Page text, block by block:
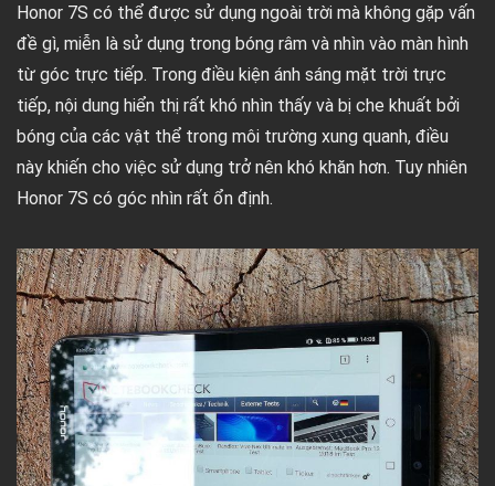
Honor 7S có thể được sử dụng ngoài trời mà không gặp vấn
đề gì, miễn là sử dụng trong bóng râm và nhìn vào màn hình
từ góc trực tiếp. Trong điều kiện ánh sáng mặt trời trực
tiếp, nội dung hiển thị rất khó nhìn thấy và bị che khuất bởi
bóng của các vật thể trong môi trường xung quanh, điều
này khiến cho việc sử dụng trở nên khó khăn hơn. Tuy nhiên
Honor 7S có góc nhìn rất ổn định.